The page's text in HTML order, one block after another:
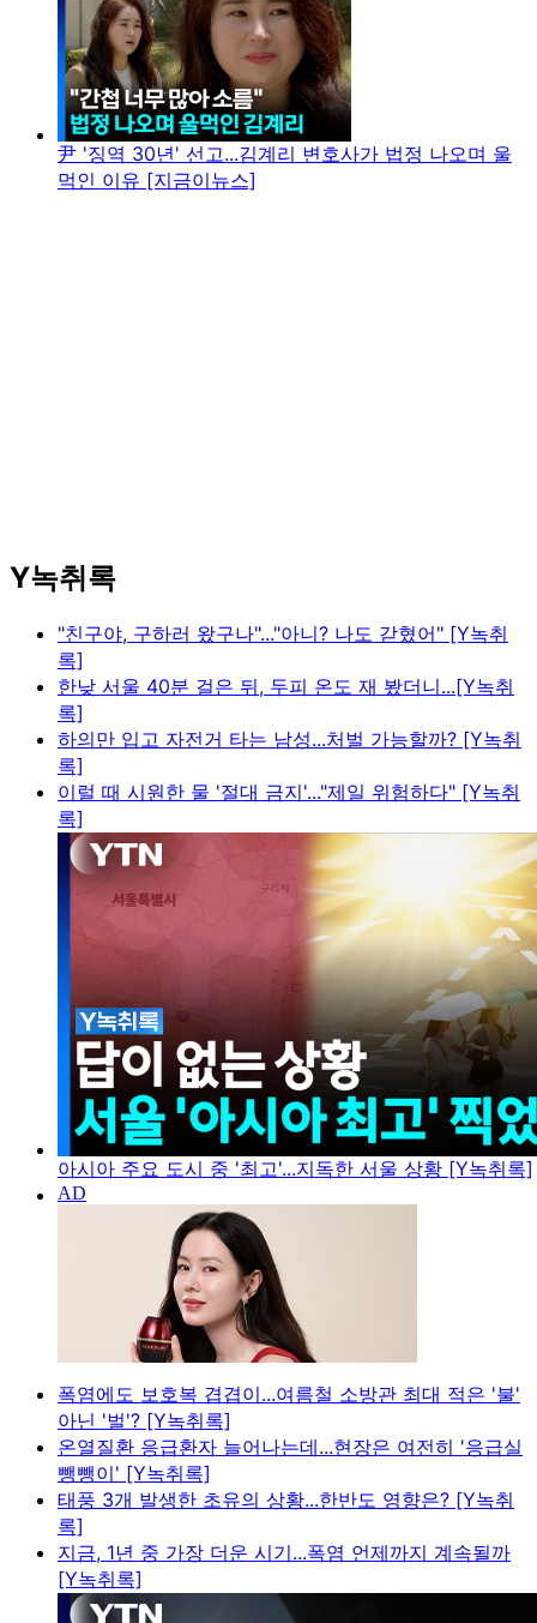
尹 '징역 30년' 선고...김계리 변호사가 법정 나오며 울
먹인 이유 [지금이뉴스]
Y녹취록
"친구야, 구하러 왔구나"..."아니? 나도 갇혔어" [Y녹취
록]
한낮 서울 40분 걸은 뒤, 두피 온도 재 봤더니...[Y녹취
록]
하의만 입고 자전거 타는 남성...처벌 가능할까? [Y녹취
록]
이럴 때 시원한 물 '절대 금지'..."제일 위험하다" [Y녹취
록]
아시아 주요 도시 중 '최고'...지독한 서울 상황 [Y녹취록]
폭염에도 보호복 겹겹이...여름철 소방관 최대 적은 '불'
아닌 '벌'? [Y녹취록]
온열질환 응급환자 늘어나는데...현장은 여전히 '응급실
뺑뺑이' [Y녹취록]
태풍 3개 발생한 초유의 상황...한반도 영향은? [Y녹취
록]
지금, 1년 중 가장 더운 시기...폭염 언제까지 계속될까
[Y녹취록]